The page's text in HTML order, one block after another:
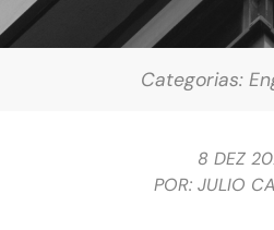
Categorias:
8 DEZ
POR: JULIO